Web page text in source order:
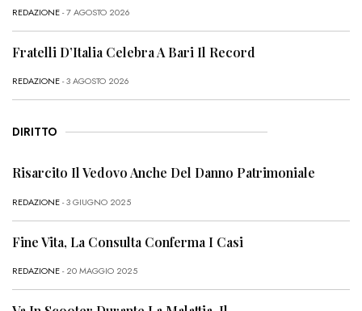
REDAZIONE- 7 AGOSTO 2026
Fratelli D’Italia Celebra A Bari Il Record
REDAZIONE- 3 AGOSTO 2026
DIRITTO
Risarcito Il Vedovo Anche Del Danno Patrimoniale
REDAZIONE- 3 GIUGNO 2025
Fine Vita, La Consulta Conferma I Casi
REDAZIONE- 20 MAGGIO 2025